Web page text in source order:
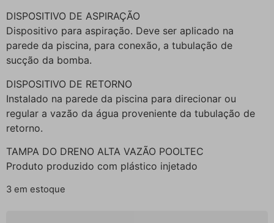
DISPOSITIVO DE ASPIRAÇÃO
Dispositivo para aspiração. Deve ser aplicado na
parede da piscina, para conexão, a tubulação de
sucção da bomba.
DISPOSITIVO DE RETORNO
Instalado na parede da piscina para direcionar ou
regular a vazão da água proveniente da tubulação de
retorno.
TAMPA DO DRENO ALTA VAZÃO POOLTEC
Produto produzido com plástico injetado
3 em estoque